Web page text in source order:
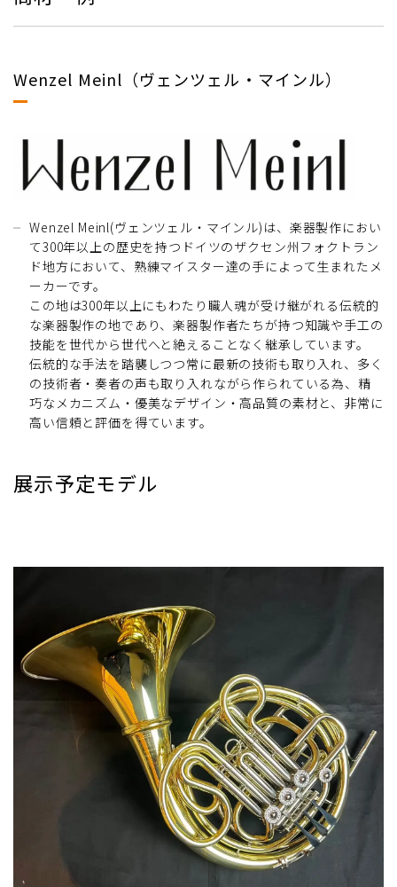
Wenzel Meinl（ヴェンツェル・マインル）
Wenzel Meinl(ヴェンツェル・マインル)は、楽器製作におい
て300年以上の歴史を持つドイツのザクセン州フォクトラン
ド地方において、熟練マイスター達の手によって生まれたメ
ーカーです。
この地は300年以上にもわたり職人魂が受け継がれる伝統的
な楽器製作の地であり、楽器製作者たちが持つ知識や手工の
技能を世代から世代へと絶えることなく継承しています。
伝統的な手法を踏襲しつつ常に最新の技術も取り入れ、多く
の技術者・奏者の声も取り入れながら作られている為、精
巧なメカニズム・優美なデザイン・高品質の素材と、非常に
高い信頼と評価を得ています。
展示予定モデル